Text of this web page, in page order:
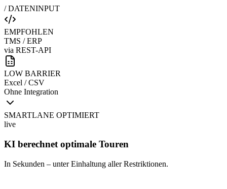
/ DATENINPUT
EMPFOHLEN
TMS / ERP
via REST-API
LOW BARRIER
Excel / CSV
Ohne Integration
SMARTLANE OPTIMIERT
live
KI berechnet optimale Touren
In Sekunden – unter Einhaltung aller Restriktionen.